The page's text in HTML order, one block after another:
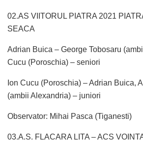
02.AS VIITORUL PIATRA 2021
SEACA
Adrian Buica – George Tobosaru
Cucu (Poroschia) – seniori
Ion Cucu (Poroschia) – Adrian Buica,
(ambii Alexandria) – juniori
Observator: Mihai Pasca (Tiganesti)
03.A.S. FLACARA LITA – ACS